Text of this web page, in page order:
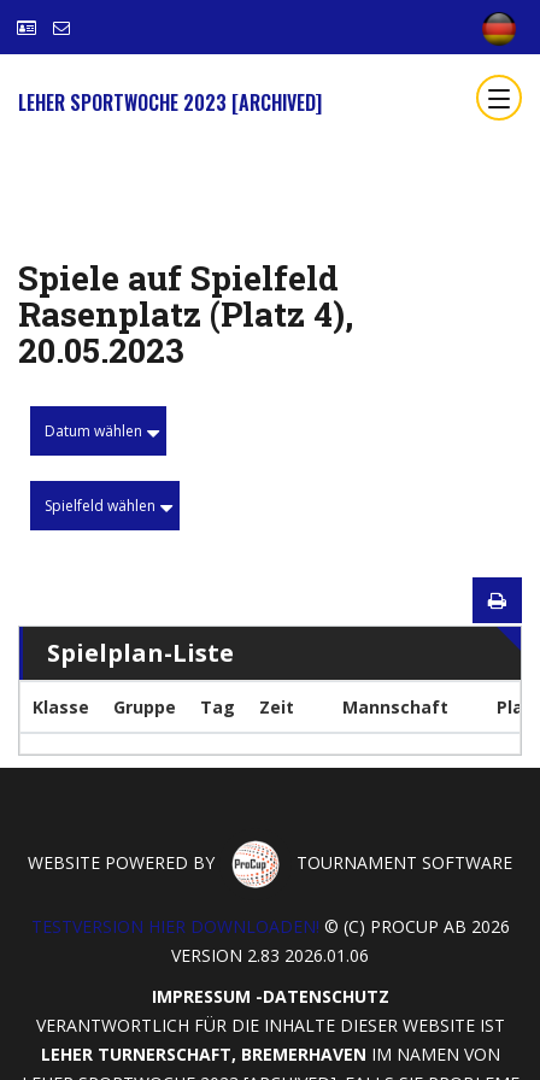
LEHER SPORTWOCHE 2023 [ARCHIVED]
Spiele auf Spielfeld
Rasenplatz (Platz 4),
20.05.2023
Datum wählen
Spielfeld wählen
Spielplan-Liste
Klasse Gruppe Tag Zeit Mannschaft Platz
WEBSITE POWERED BY TOURNAMENT SOFTWARE
TESTVERSION HIER DOWNLOADEN! © (C) PROCUP AB 2026
VERSION 2.83 2026.01.06
IMPRESSUM -DATENSCHUTZ
VERANTWORTLICH FÜR DIE INHALTE DIESER WEBSITE IST
LEHER TURNERSCHAFT, BREMERHAVEN IM NAMEN VON